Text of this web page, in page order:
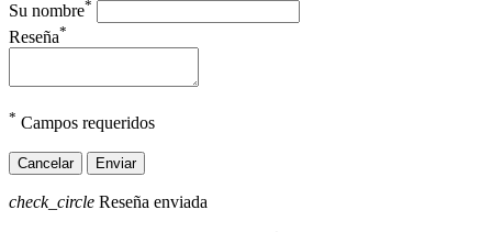
Su nombre*
Reseña*
* Campos requeridos
Cancelar Enviar
check_circle Reseña enviada